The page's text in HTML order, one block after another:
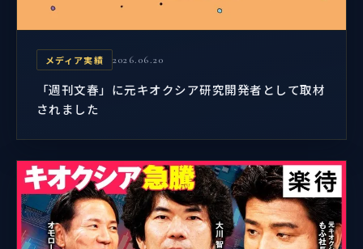
メディア実績 2026.06.20
「週刊文春」に元キオクシア研究開発者として取材
されました